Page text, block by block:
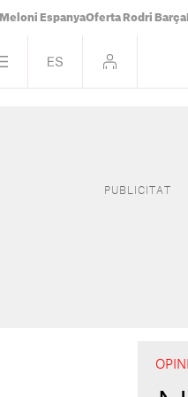
Meloni EspanyaOferta Rodri Barça